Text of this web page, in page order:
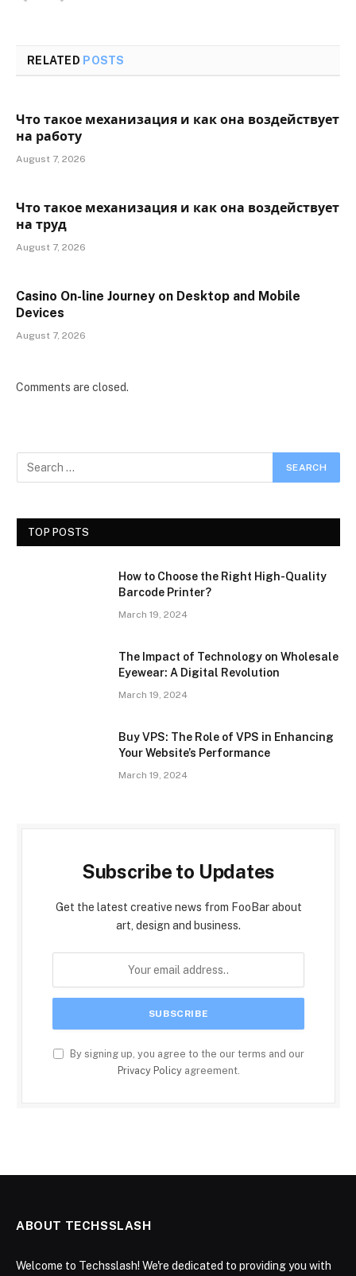
RELATED POSTS
Что такое механизация и как она воздействует
на работу
August 7, 2026
Что такое механизация и как она воздействует
на труд
August 7, 2026
Casino On-line Journey on Desktop and Mobile
Devices
August 7, 2026
Comments are closed.
TOP POSTS
How to Choose the Right High-Quality
Barcode Printer?
March 19, 2024
The Impact of Technology on Wholesale
Eyewear: A Digital Revolution
March 19, 2024
Buy VPS: The Role of VPS in Enhancing
Your Website’s Performance
March 19, 2024
Subscribe to Updates
Get the latest creative news from FooBar about
art, design and business.
By signing up, you agree to the our terms and our
Privacy Policyagreement.
ABOUT TECHSSLASH
Welcome to Techsslash! We're dedicated to providing you with